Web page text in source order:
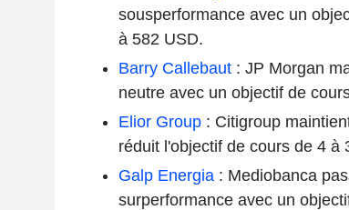
sousperformance avec un
à 582 USD.
Barry Callebaut: JP Morgan
neutre avec un objectif de
Elior Group: Citigroup
réduit l'objectif de cours de 4 à
Galp Energia: Mediobanca
surperformance avec un